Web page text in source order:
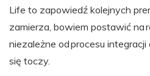
Life to zapowiedź kolejnych
zamierza, bowiem postawić na
niezależne od procesu
się toczy.